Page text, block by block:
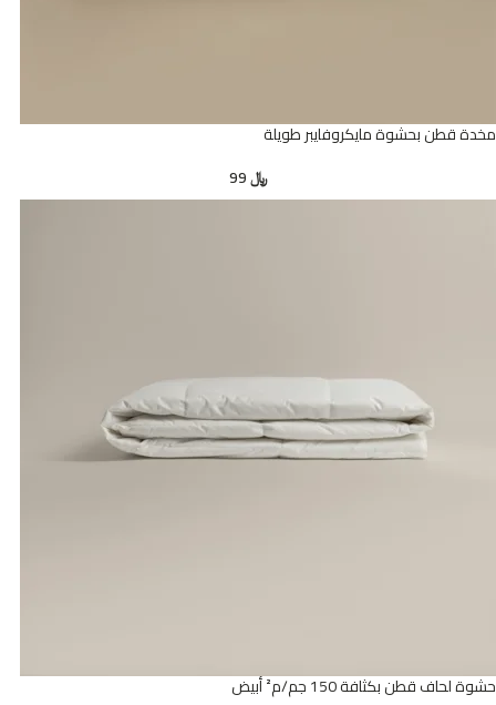
مخدة قطن بحشوة مايكروفايبر طويلة
﷼
حشوة لحاف قطن بكثافة 150 جم/م² أبيض